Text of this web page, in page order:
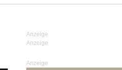
Anzeige